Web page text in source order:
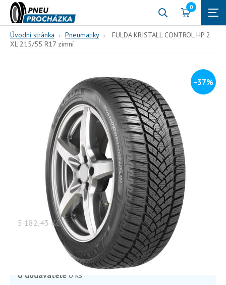
0
Úvodní stránka Pneumatiky
FULDA KRISTALL CONTROL HP 2
XL 215/55 R17 zimní
215/55 R17 98 V (240 km/h)
−37%
FULDA KRISTALL CONTROL
HP 2 XL 215/55 R17 zimní
98, V, zimní
Vaše cena s DPH
5 182,43 Kč
3 256,35Kč
2 691,20 Kč bez DPH
0 ks
U dodavatele 0 ks